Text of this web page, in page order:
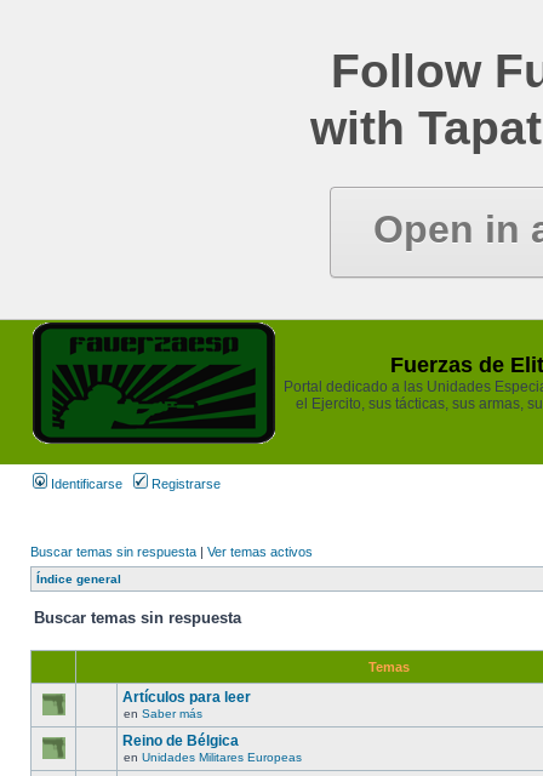
Follow
with
Open in
Fuerzas de
Portal dedicado a las Unidades
el Ejercito, sus tácticas, sus armas,
Identificarse Registrarse
Buscar temas sin respuesta | Ver temas activos
Índice general
Buscar temas sin respuesta
Temas
Artículos para leer
en Saber más
Reino de Bélgica
en Unidades Militares Europeas